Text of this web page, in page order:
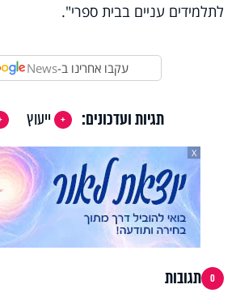
לתלמידים עניים בבית ספרי".
עקבו אחרינו ב-News
תגיות ועדכונים: ייעוץ
X
0 תגובות